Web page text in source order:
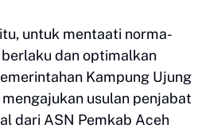
untuk mentaati norma-
dan optimalkan
Kampung Ujung
usulan penjabat
dari ASN Pemkab Aceh